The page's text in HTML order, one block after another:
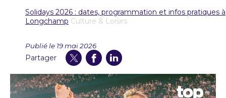
Solidays 2026 : dates, programmation et infos pratiques à
Longchamp Culture & Loisirs
Publié le 19 mai 2026
Partager